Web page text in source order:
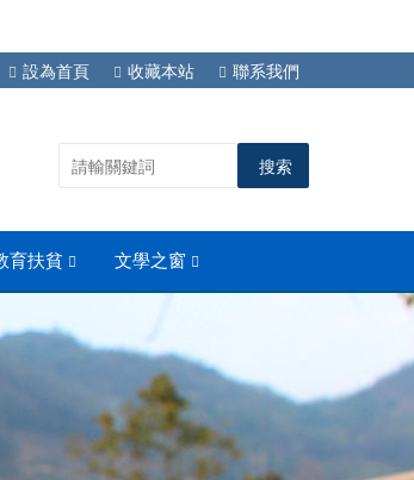
設為首頁 收藏本站 聯系我們
育扶貧 文學之窗